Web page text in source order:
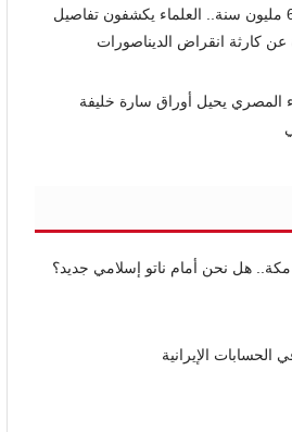
بعد 66 مليون سنة.. العلماء يكشفون تفاصيل
عن كارثة انقراض الديناصورات
المصري يحيل أوراق سارة خليفة
مكة.. هل نحن أمام ناتو إسلامي جديد؟
الحسابات الإيرانية